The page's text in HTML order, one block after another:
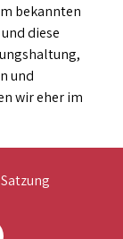
bekannten
diese
und
wir eher im
Satzung